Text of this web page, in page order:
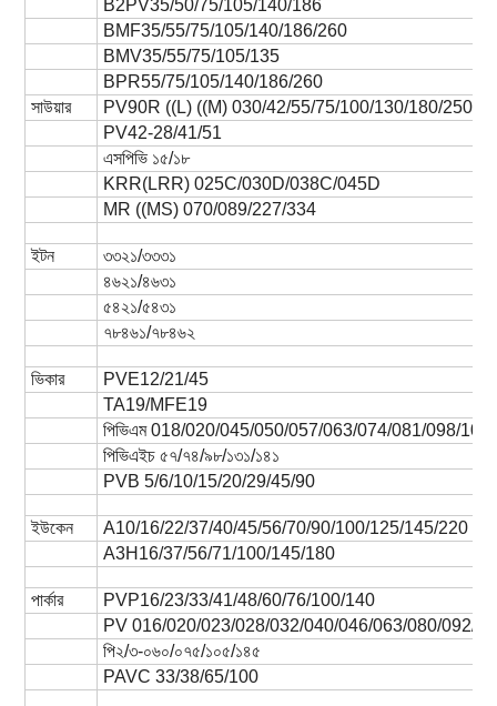
B2PV35/50/75/105/140/186
BMF35/55/75/105/140/186/260
BMV35/55/75/105/135
BPR55/75/105/140/186/260
সাউয়ার
PV90R ((L) ((M) 030/42/55/75/100/130/180/250
PV42-28/41/51
এসপিভি ১৫/১৮
KRR(LRR) 025C/030D/038C/045D
MR ((MS) 070/089/227/334
ইটন
৩৩২১/৩৩৩১
৪৬২১/৪৬৩১
৫৪২১/৫৪৩১
৭৮৪৬১/৭৮৪৬২
ভিকার
PVE12/21/45
TA19/MFE19
পিভিএম 018/020/045/050/057/063/074/081/098/
পিভিএইচ ৫৭/৭৪/৯৮/১৩১/১৪১
PVB 5/6/10/15/20/29/45/90
ইউকেন
A10/16/22/37/40/45/56/70/90/100/125/145/220
A3H16/37/56/71/100/145/180
পার্কার
PVP16/23/33/41/48/60/76/100/140
PV 016/020/023/028/032/040/046/063/080/092/
পি২/৩-০৬০/০৭৫/১০৫/১৪৫
PAVC 33/38/65/100